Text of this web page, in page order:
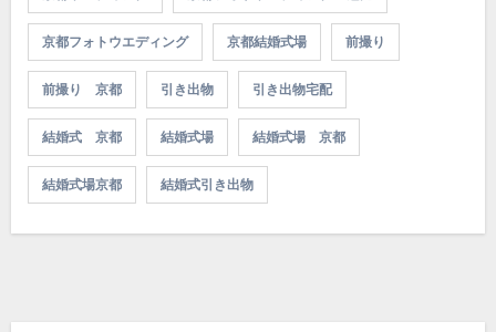
京都フォトウエディング 京都結婚式場 前撮り
前撮り 京都 引き出物 引き出物宅配
結婚式 京都 結婚式場 結婚式場 京都
結婚式場京都 結婚式引き出物